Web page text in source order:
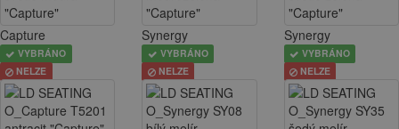
Capture
VYBRÁNO
NELZE
Synergy
VYBRÁNO
NELZE
Synergy
VYBRÁNO
NELZE